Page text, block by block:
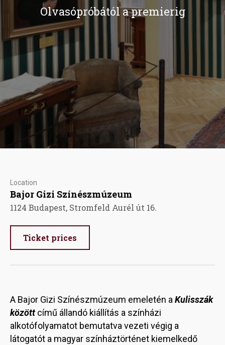
Olvasópróbától a premierig
Location
Bajor Gizi Színészmúzeum
1124 Budapest, Stromfeld Aurél út 16.
Ticket prices
A Bajor Gizi Színészmúzeum emeletén aKulisszák
közöttcímű állandó kiállítás a színházi
alkotófolyamatot bemutatva vezeti végig a
látogatót a magyar színháztörténet kiemelkedő